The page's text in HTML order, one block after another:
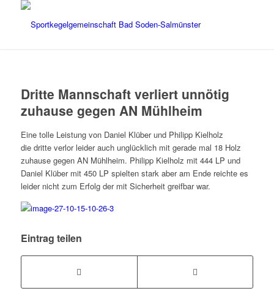
Dritte Mannschaft verliert unnötig
zuhause gegen AN Mühlheim
Eine tolle Leistung von Daniel Klüber und Philipp Kielholz
die dritte verlor leider auch unglücklich mit gerade mal 18 Holz
zuhause gegen AN Mühlheim. Philipp Kielholz mit 444 LP und
Daniel Klüber mit 450 LP spielten stark aber am Ende reichte es
leider nicht zum Erfolg der mit Sicherheit greifbar war.
Eintrag teilen